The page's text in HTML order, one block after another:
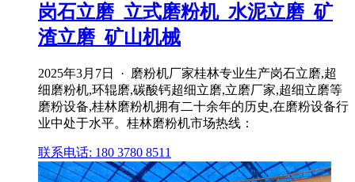
岗石立磨_立式磨粉机_水泥立磨_矿
渣立磨_矿山机械
2025年3月7日 · 磨粉机厂家桂林专业生产岗石立磨,超
细磨粉机,环辊磨,碳酸钙超细立磨,立磨厂家,超细立磨等
磨粉设备,桂林磨粉机拥有二十余年的历史,在磨粉设备行
业中处于水平。桂林磨粉机市场热线：
联系电话: 180 3780 8511